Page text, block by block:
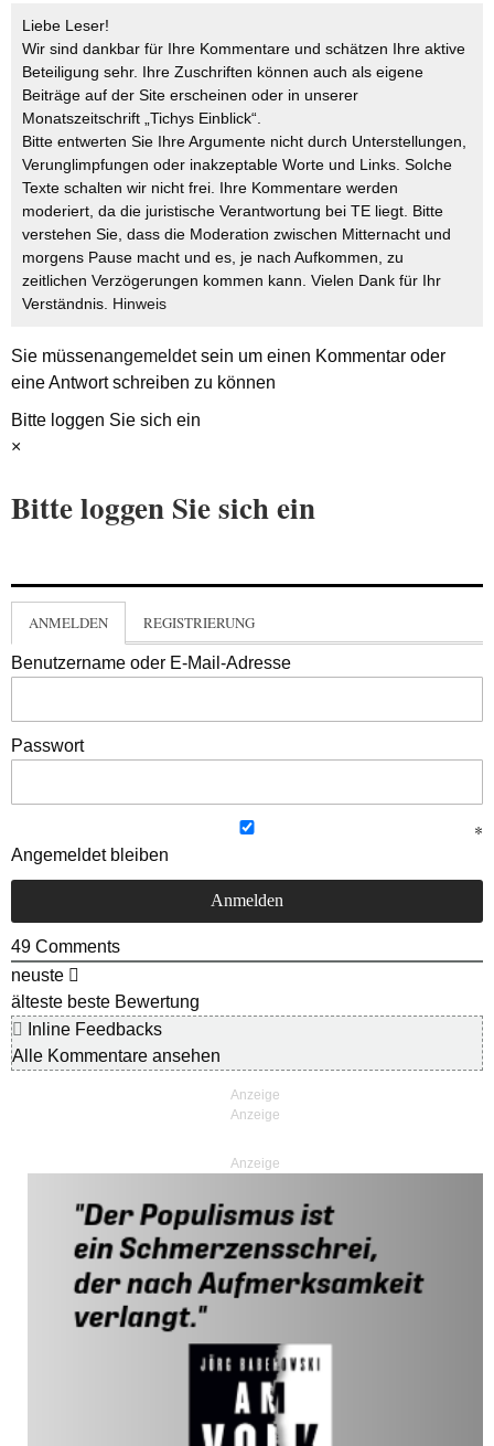
Liebe Leser!
Wir sind dankbar für Ihre Kommentare und schätzen Ihre aktive
Beteiligung sehr. Ihre Zuschriften können auch als eigene
Beiträge auf der Site erscheinen oder in unserer
Monatszeitschrift „Tichys Einblick“.
Bitte entwerten Sie Ihre Argumente nicht durch Unterstellungen,
Verunglimpfungen oder inakzeptable Worte und Links. Solche
Texte schalten wir nicht frei. Ihre Kommentare werden
moderiert, da die juristische Verantwortung bei TE liegt. Bitte
verstehen Sie, dass die Moderation zwischen Mitternacht und
morgens Pause macht und es, je nach Aufkommen, zu
zeitlichen Verzögerungen kommen kann. Vielen Dank für Ihr
Verständnis. Hinweis
Sie müssenangemeldetsein um einen Kommentar oder
eine Antwort schreiben zu können
Bitte loggen Sie sich ein
×
Bitte loggen Sie sich ein
ANMELDEN REGISTRIERUNG
Benutzername oder E-Mail-Adresse
Passwort
Angemeldet bleiben
49 Comments
neuste
älteste beste Bewertung
Inline Feedbacks
Alle Kommentare ansehen
Anzeige